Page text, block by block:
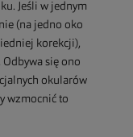
Jeśli w jednym
(na jedno oko
korekcji),
się ono
okularów
wzmocnić to